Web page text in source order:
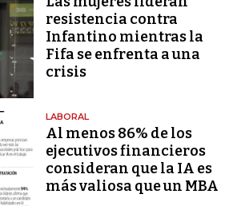
resistencia contra
Infantino mientras la
Fifa se enfrenta a una
crisis
LABORAL
Al menos 86% de los
ejecutivos financieros
consideran que la IA es
más valiosa que un MBA